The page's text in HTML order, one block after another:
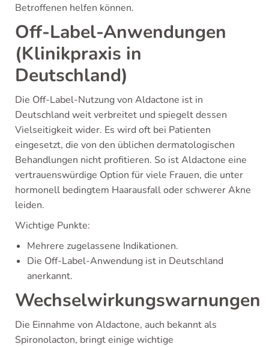
Betroffenen helfen können.
Off-Label-Anwendungen
(Klinikpraxis in
Deutschland)
Die Off-Label-Nutzung von Aldactone ist in
Deutschland weit verbreitet und spiegelt dessen
Vielseitigkeit wider. Es wird oft bei Patienten
eingesetzt, die von den üblichen dermatologischen
Behandlungen nicht profitieren. So ist Aldactone eine
vertrauenswürdige Option für viele Frauen, die unter
hormonell bedingtem Haarausfall oder schwerer Akne
leiden.
Wichtige Punkte:
Mehrere zugelassene Indikationen.
Die Off-Label-Anwendung ist in Deutschland
anerkannt.
Wechselwirkungswarnungen
Die Einnahme von Aldactone, auch bekannt als
Spironolacton, bringt einige wichtige